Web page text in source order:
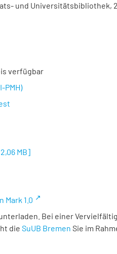
und Universitätsbibliothek,
verfügbar
PMH)
2,06 MB]
Mark 1.0
Bei einer
die SuUB Bremen Sie im